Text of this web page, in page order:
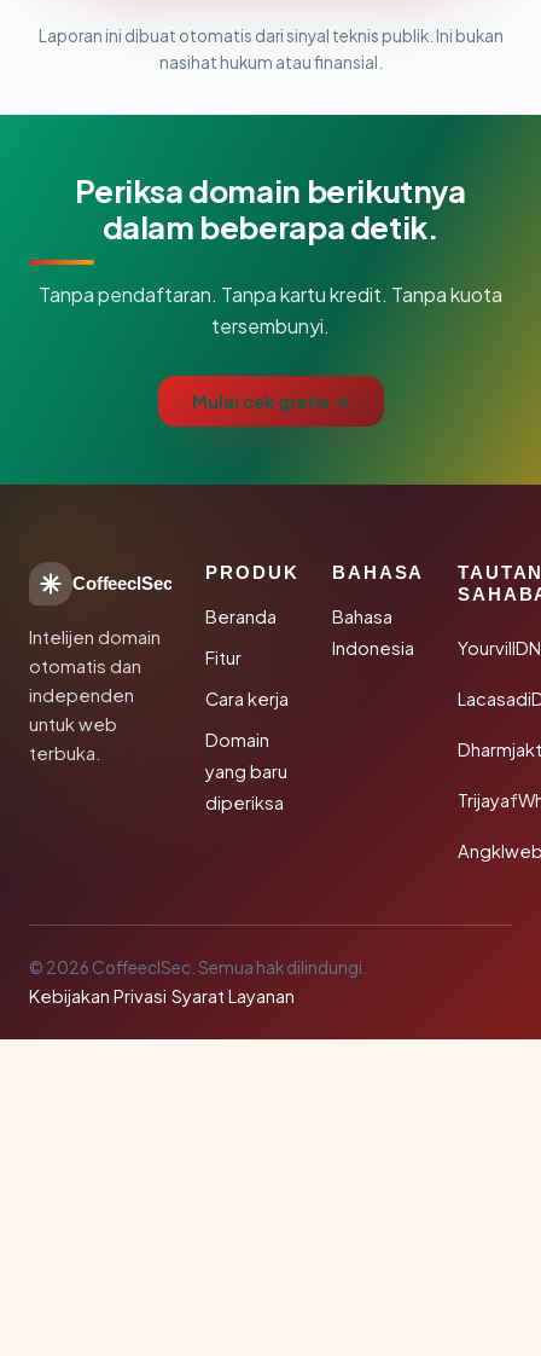
Laporan ini dibuat otomatis dari sinyal teknis publik. Ini bukan
nasihat hukum atau finansial.
Periksa domain berikutnya
dalam beberapa detik.
Tanpa pendaftaran. Tanpa kartu kredit. Tanpa kuota
tersembunyi.
Mulai cek gratis →
CoffeeclSec
Intelijen domain
otomatis dan
independen
untuk web
terbuka.
PRODUK
Beranda
Fitur
Cara kerja
Domain
yang baru
diperiksa
BAHASA
Bahasa
Indonesia
© 2026 CoffeeclSec. Semua hak dilindungi.
Kebijakan Privasi·Syarat Layanan